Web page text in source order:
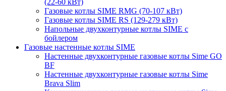
(22-60 кВт)
Газовые котлы SIME RMG (70-107 кВт)
Газовые котлы SIME RS (129-279 кВт)
Напольные двухконтурные котлы SIME с
бойлером
Газовые настенные котлы SIME
Настенные двухконтурные газовые котлы Sime GO
BF
Настенные двухконтурные газовые котлы Sime
Brava Slim